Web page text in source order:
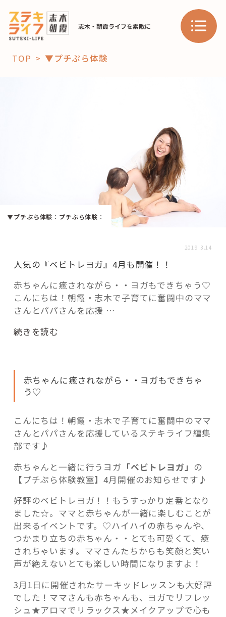
志木・朝霞ライフを素敵に
学び・教育
HAREL HAREL
活用事例
「モノ」
fleXe リノベ事例
これからの暮らし 住み替え相談
記事検索
TOP ▼プチぷら体験
▼プチぷら体験 ： プチぷら体験 ：
2019.3.14
人気の『べビトレヨガ』4月も開催！！
赤ちゃんに癒されながら・・ヨガもできちゃう♡
こんにちは！朝霞・志木で子育てに奮闘中のママ
さんとパパさんを応援 …
“人
『べ
ヨ
ガ』
4
も
開
催！！”
の
続きを読む
赤ちゃんに癒されながら・・ヨガもできちゃ
う♡
こんにちは！朝霞・志木で子育てに奮闘中のママ
さんとパパさんを応援しているステキライフ編集
部です♪
赤ちゃんと一緒に行うヨガ 「ベビトレヨガ」 の
【プチぷら体験教室】4月開催のお知らせです♪
好評のベビトレヨガ！！もうすっかり定番となり
ました☆。ママと赤ちゃんが一緒に楽しむことが
出来るイベントです。♡ハイハイの赤ちゃんや、
つかまり立ちの赤ちゃん・・とても可愛くて、癒
されちゃいます。ママさんたちからも笑顔と笑い
声が絶えないとても楽しい時間になりますよ！
3月1日に開催されたサーキッドレッスンも大好評
でした！ママさんも赤ちゃんも、ヨガでリフレッ
シュ★アロマでリラックス★メイクアップで心も